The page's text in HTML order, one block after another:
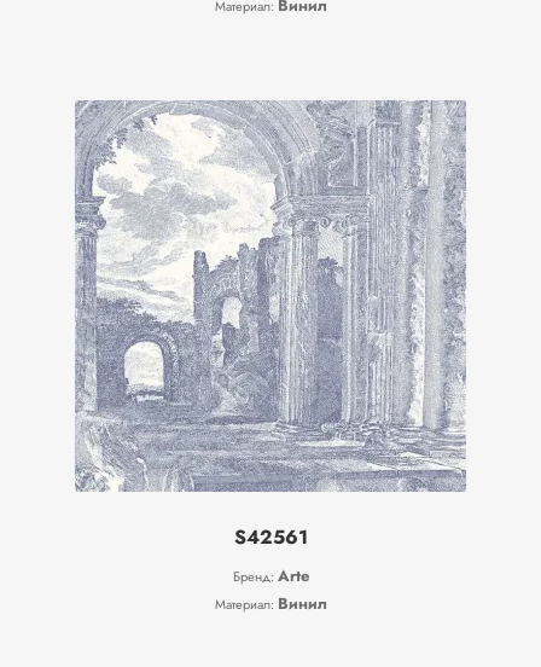
Материал: Винил
S42561
Бренд: Arte
Материал: Винил